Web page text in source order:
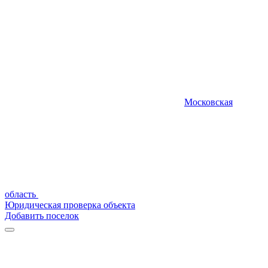
Московская
область
Юридическая проверка объекта
Добавить поселок